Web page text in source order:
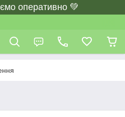
оперативно 💚